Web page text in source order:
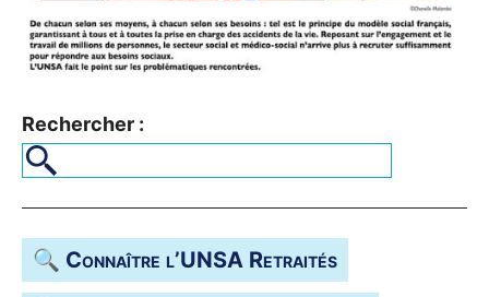
Rechercher :
🔍 Connaître l’UNSA Retraités